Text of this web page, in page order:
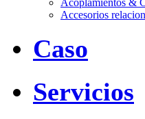
Accesorios
Caso
Servicios